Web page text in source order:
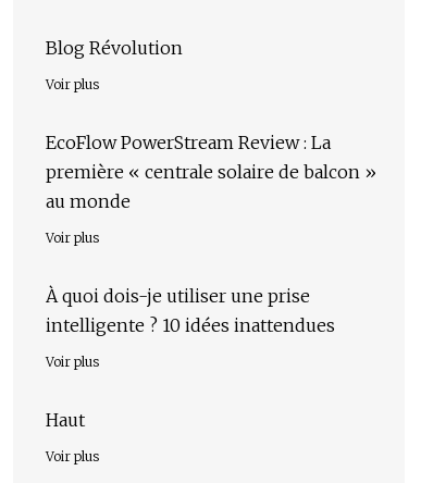
Blog Révolution
Voir plus
EcoFlow PowerStream Review : La
première « centrale solaire de balcon »
au monde
Voir plus
À quoi dois-je utiliser une prise
intelligente ? 10 idées inattendues
Voir plus
Haut
Voir plus